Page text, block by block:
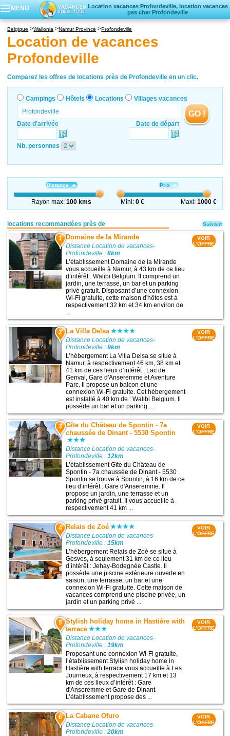
MENU
Location vacances Profondeville, location vacances
pas cher Profondeville
Locations vacances
Villages vacances
Belgique Wallonia Namur Province Profondeville
Location de vacances
Profondeville
Comparez les offres de locations près de Profondeville en un clic.
Campings Hôtels Locations Villages vacances
Date d'arrivée Date de départ
GO !
Nb. personnes
Distance
Rayon max:100 kms
Prix
Mini:0 € Maxi: 1000 €
locations recommandées près de
1 Domaine de la Mirande
Distance Location de vacances-
Profondeville :8km
L’établissement Domaine de la Mirande
vous accueille à Namur, à 43 km de ce lieu
d’intérêt : Walibi Belgium. Il comprend un
jardin, une terrasse, un bar et un parking
privé gratuit. Disposant d’une connexion
Wi-Fi gratuite, cette maison d'hôtes est à
respectivement 32 km et 34 km environ de
...
VOIR
L'OFFRE
2 La Villa Delsa
Distance Location de vacances-
Profondeville :9km
L’hébergement La Villa Delsa se situe à
Namur, à respectivement 46 km, 38 km et
41 km de ces lieux d’intérêt : Lac de
Genval, Gare d'Anseremme et Aventure
Parc. Il propose un balcon et une
connexion Wi-Fi gratuite. Cet hébergement
est installé à 40 km de : Walibi Belgium. Il
possède un bar et un parking ...
VOIR
L'OFFRE
3 Gîte du Château de Spontin - 7a
chaussée de Dinant - 5530 Spontin
Distance Location de vacances-
Profondeville :12km
L’établissement Gîte du Château de
Spontin - 7a chaussée de Dinant - 5530
Spontin se trouve à Spontin, à 16 km de ce
lieu d’intérêt : Gare d'Anseremme. Il
propose un jardin, une terrasse et un
parking privé gratuit. Il vous accueille à
respectivement 41 km ...
VOIR
L'OFFRE
4 Relais de Zoé
Distance Location de vacances-
Profondeville :15km
L’hébergement Relais de Zoé se situe à
Gesves, à seulement 31 km de ce lieu
d’intérêt : Jehay-Bodegnée Castle. Il
possède une piscine extérieure ouverte en
saison, une terrasse, un bar et une
connexion Wi-Fi gratuite. Cette maison de
vacances comprend une piscine privée, un
jardin et un parking privé ...
VOIR
L'OFFRE
5 Stylish holiday home in Hastière with
terrace
Distance Location de vacances-
Profondeville :19km
Proposant une connexion Wi-Fi gratuite,
l’établissement Stylish holiday home in
Hastière with terrace vous accueille à Les
Journeux, à respectivement 17 km et 13
km de ces lieux d’intérêt : Gare
d'Anseremme et Gare de Dinant.
L’établissement propose des ...
VOIR
L'OFFRE
6 La Cabane Ofuro
Distance Location de vacances-
Profondeville :20km
VOIR
L'OFFRE
Suivant